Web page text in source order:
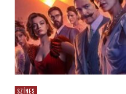
SZÍNES